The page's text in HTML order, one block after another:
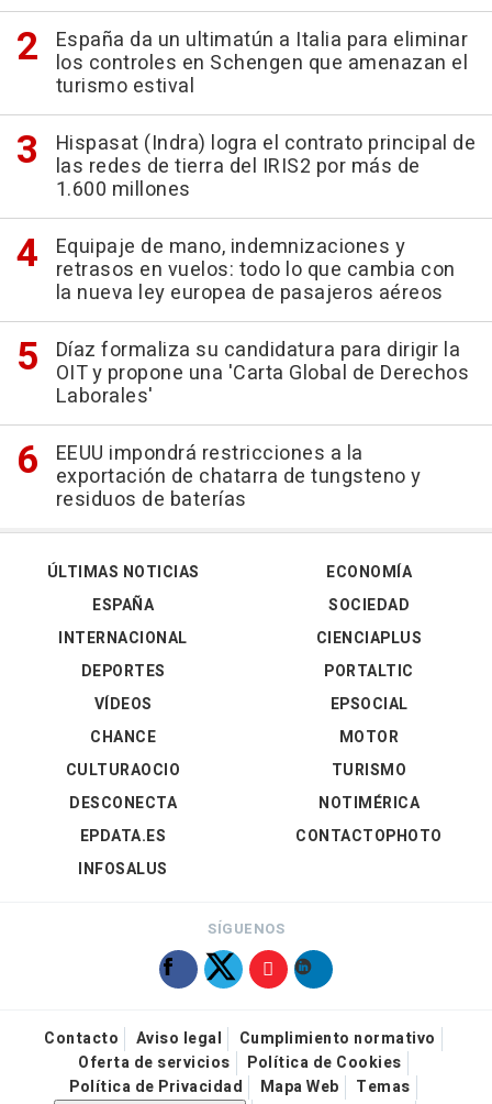
España da un ultimatún a Italia para eliminar
los controles en Schengen que amenazan el
turismo estival
Hispasat (Indra) logra el contrato principal de
las redes de tierra del IRIS2 por más de
1.600 millones
Equipaje de mano, indemnizaciones y
retrasos en vuelos: todo lo que cambia con
la nueva ley europea de pasajeros aéreos
Díaz formaliza su candidatura para dirigir la
OIT y propone una 'Carta Global de Derechos
Laborales'
EEUU impondrá restricciones a la
exportación de chatarra de tungsteno y
residuos de baterías
ÚLTIMAS NOTICIAS
ESPAÑA
INTERNACIONAL
DEPORTES
VÍDEOS
ECONOMÍA
SOCIEDAD
CIENCIAPLUS
PORTALTIC
EPSOCIAL
CHANCE
CULTURAOCIO
DESCONECTA
EPDATA.ES
INFOSALUS
MOTOR
TURISMO
NOTIMÉRICA
CONTACTOPHOTO
SÍGUENOS
Contacto Aviso legal
Cumplimiento normativo
Oferta de servicios
Política de Cookies
Política de Privacidad
Mapa Web
Temas